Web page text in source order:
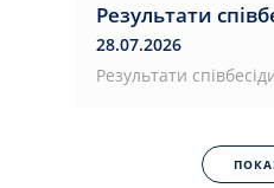
Результати
28.07.2026
Результати